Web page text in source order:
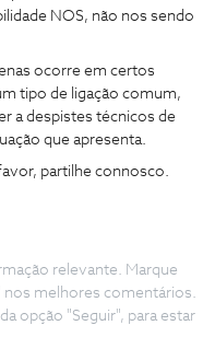
NOS, não nos sendo
ocorre em certos
tipo de ligação comum,
a despistes técnicos de
que apresenta.
partilhe connosco.
relevante. Marque
nos melhores comentários.
opção "Seguir", para estar